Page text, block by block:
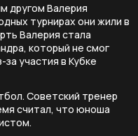
другом Валерия
турнирах они жили в
Валерия стала
который не смог
участия в Кубке
Советский тренер
считал, что юноша